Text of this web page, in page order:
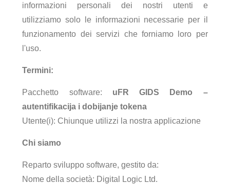
informazioni personali dei nostri utenti e
utilizziamo solo le informazioni necessarie per il
funzionamento dei servizi che forniamo loro per
l'uso.
Termini:
Pacchetto software: uFR GIDS Demo –
autentifikacija i dobijanje tokena
Utente(i): Chiunque utilizzi la nostra applicazione
Chi siamo
Reparto sviluppo software, gestito da:
Nome della società: Digital Logic Ltd.